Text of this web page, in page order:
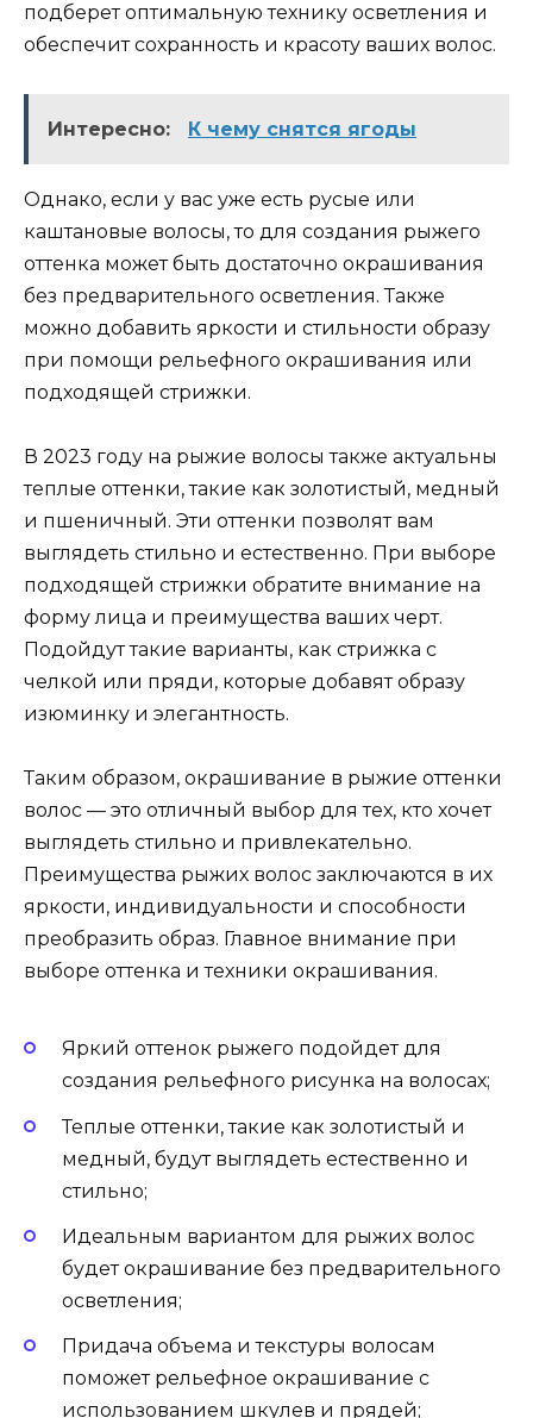
подберет оптимальную технику осветления и
обеспечит сохранность и красоту ваших волос.
Интересно: К чему снятся ягоды
Однако, если у вас уже есть русые или
каштановые волосы, то для создания рыжего
оттенка может быть достаточно окрашивания
без предварительного осветления. Также
можно добавить яркости и стильности образу
при помощи рельефного окрашивания или
подходящей стрижки.
В 2023 году на рыжие волосы также актуальны
теплые оттенки, такие как золотистый, медный
и пшеничный. Эти оттенки позволят вам
выглядеть стильно и естественно. При выборе
подходящей стрижки обратите внимание на
форму лица и преимущества ваших черт.
Подойдут такие варианты, как стрижка с
челкой или пряди, которые добавят образу
изюминку и элегантность.
Таким образом, окрашивание в рыжие оттенки
волос — это отличный выбор для тех, кто хочет
выглядеть стильно и привлекательно.
Преимущества рыжих волос заключаются в их
яркости, индивидуальности и способности
преобразить образ. Главное внимание при
выборе оттенка и техники окрашивания.
Яркий оттенок рыжего подойдет для
создания рельефного рисунка на волосах;
Теплые оттенки, такие как золотистый и
медный, будут выглядеть естественно и
стильно;
Идеальным вариантом для рыжих волос
будет окрашивание без предварительного
осветления;
Придача объема и текстуры волосам
поможет рельефное окрашивание с
использованием шкулев и прядей;